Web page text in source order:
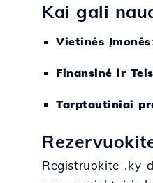
Kai gali
Vietinės Įmonės
Finansinė ir
Tarptautiniai
Registruokite .ky